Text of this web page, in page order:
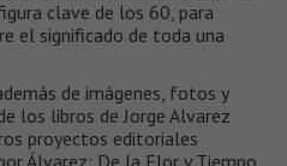
clave de los 60, para
el significado de toda una
de imágenes, fotos y
los libros de Jorge Alvarez
proyectos editoriales
Álvarez: De la Flor y Tiempo